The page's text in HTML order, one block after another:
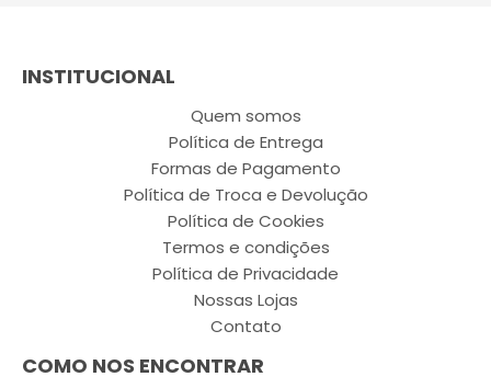
INSTITUCIONAL
Quem somos
Política de Entrega
Formas de Pagamento
Política de Troca e Devolução
Política de Cookies
Termos e condições
Política de Privacidade
Nossas Lojas
Contato
COMO NOS ENCONTRAR